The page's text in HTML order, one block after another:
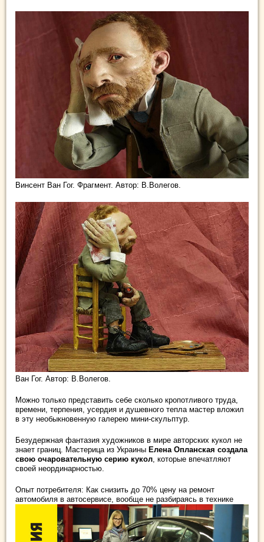
Винсент Ван Гог. Фрагмент. Автор: В.Волегов.
Ван Гог. Автор: В.Волегов.
Можно только представить себе сколько кропотливого труда,
времени, терпения, усердия и душевного тепла мастер вложил
в эту необыкновенную галерею мини-скульптур.
Безудержная фантазия художников в мире авторских кукол не
знает границ. Мастерица из Украины Елена Опланская создала
свою очаровательную серию кукол , которые впечатляют
своей неординарностью.
Опыт потребителя: Как снизить до 70% цену на ремонт
автомобиля в автосервисе, вообще не разбираясь в технике